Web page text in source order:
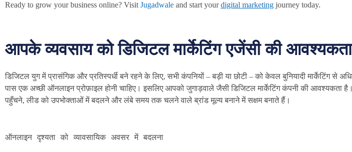
Ready to grow your business online? Visit Jugadwale and start yourdigital marketing journey today.
आपके व्यवसाय को डिजिटल मार्केटिंग एजेंसी की
डिजिटल युग में प्रासंगिक और प्रतिस्पर्धी बने रहने के लिए, सभी कंपनियों – बड़ी या छोटी – को केवल बुनियादी मार्केटिंग से
पास एक अच्छी ऑनलाइन प्रोफ़ाइल होनी चाहिए। इसलिए आपको जुगाड़वाले जैसी डिजिटल मार्केटिंग कंपनी की आवश्यकता
पहुँचने, लीड को उपभोक्ताओं में बदलने और लंबे समय तक चलने वाले ब्रांड मूल्य बनाने में सक्षम बनाते हैं।
ऑनलाइन दृश्यता को व्यावसायिक अवसर में बदलना